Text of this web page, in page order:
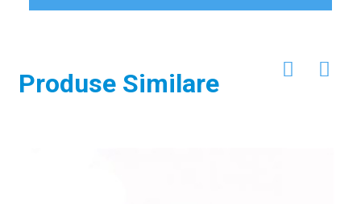
Produse Similare